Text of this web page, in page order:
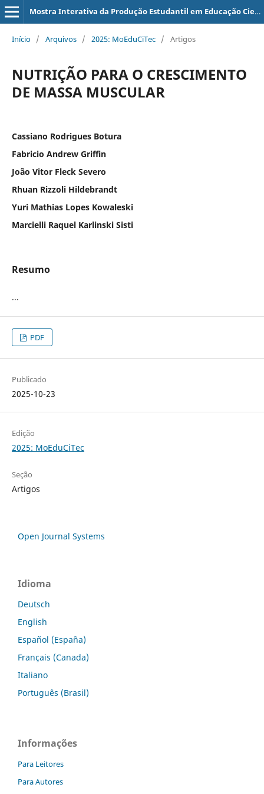
Mostra Interativa da Produção Estudantil em Educação Científica e Tecnológica
Início / Arquivos / 2025: MoEduCiTec / Artigos
NUTRIÇÃO PARA O CRESCIMENTO
DE MASSA MUSCULAR
Cassiano Rodrigues Botura
Fabricio Andrew Griffin
João Vitor Fleck Severo
Rhuan Rizzoli Hildebrandt
Yuri Mathias Lopes Kowaleski
Marcielli Raquel Karlinski Sisti
Resumo
...
PDF
Publicado
2025-10-23
Edição
2025: MoEduCiTec
Seção
Artigos
Open Journal Systems
Idioma
Deutsch
English
Español (España)
Français (Canada)
Italiano
Português (Brasil)
Informações
Para Leitores
Para Autores